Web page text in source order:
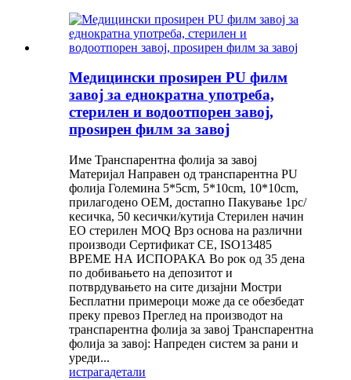
Медицински проѕирен PU филм
завој за еднократна употреба,
стерилен и водоотпорен завој,
проѕирен филм за завој
Име Транспарентна фолија за завој
Материјал Направен од транспарентна PU
фолија Големина 5*5cm, 5*10cm, 10*10cm,
прилагодено OEM, достапно Пакување 1pc/
кесичка, 50 кесички/кутија Стерилен начин
EO стерилен MOQ Врз основа на различни
производи Сертификат CE, ISO13485
ВРЕМЕ НА ИСПОРАКА Во рок од 35 дена
по добивањето на депозитот и
потврдувањето на сите дизајни Мостри
Бесплатни примероци може да се обезбедат
преку превоз Преглед на производот на
транспарентна фолија за завој Транспарентна
фолија за завој: Напреден систем за рани и
уреди...
истрагадетали